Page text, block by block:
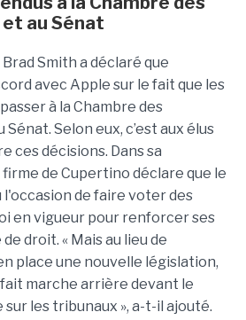
au Sénat
Brad Smith a déclaré que
avec Apple sur le fait que les
à la Chambre des
Selon eux, c’est aux élus
ces décisions. Dans sa
firme de Cupertino déclare que le
de faire voter des
en vigueur pour renforcer ses
droit. « Mais au lieu de
place une nouvelle législation,
marche arrière devant le
sur les tribunaux », a-t-il ajouté.